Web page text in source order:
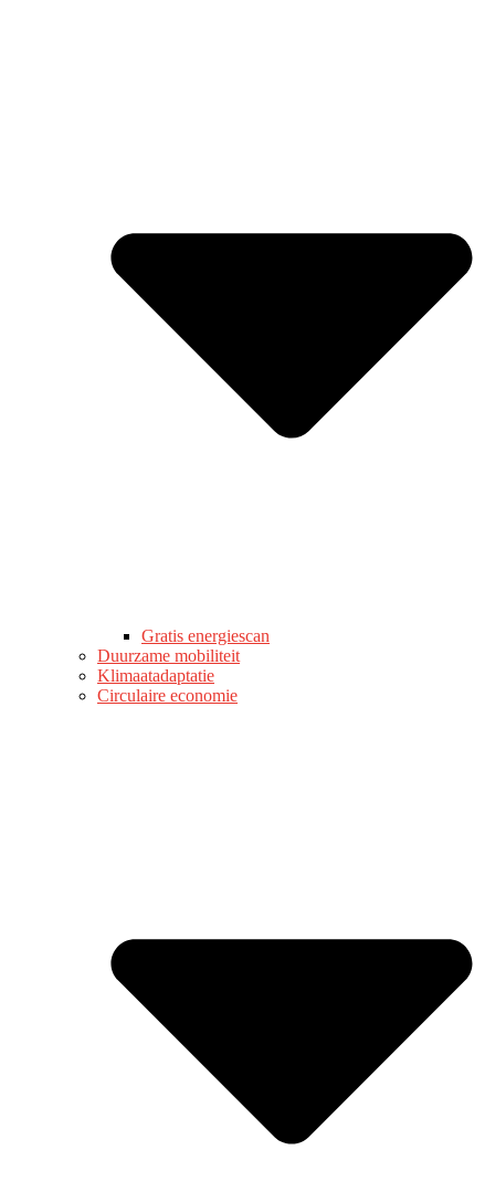
Gratis energiescan
Duurzame mobiliteit
Klimaatadaptatie
Circulaire economie